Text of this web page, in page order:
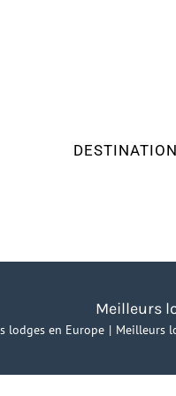
Meilleurs
lodges en Europe Meilleurs